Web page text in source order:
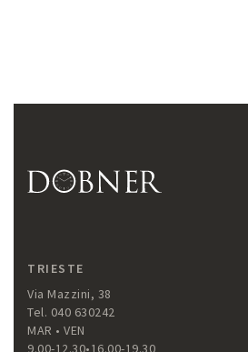
TRIESTE
Via Mazzini, 38
Tel. 040 630242
MAR • VEN
9.00-12.30•16.00-19.30